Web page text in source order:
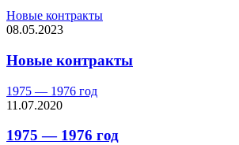
Новые контракты
08.05.2023
Новые контракты
1975 — 1976 год
11.07.2020
1975 — 1976 год